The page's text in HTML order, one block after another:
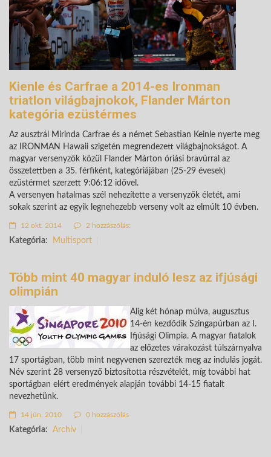
Kienle és Carfrae a 2014-es Ironman
triatlon világbajnokok, Flander Márton
kategória ezüstérmes
Az ausztrál Mirinda Carfrae és a német Sebastian Keinle nyerte meg
az IRONMAN Hawaii szigetén megrendezett világbajnokságot. A
magyar versenyzők közül Flander Márton óriási bravúrral az
összetettben a 35. férfiként, kategóriájában (25-29 évesek)
ezüstérmet szerzett 9:06:12 idővel.
A versenyen hatalmas szél nehezítette a versenyzők életét, ami
sokak szerint az egyik legnehezebb verseny volt az elmúlt 10 évben.
12 okt. 2014 2 hozzászólás:
Kategória: Multisport
Több mint 40 magyar induló lesz az ifjúsági
olimpián
Alig két hónap múlva, augusztus
14-én kezdődik Szingapúrban az I.
Ifjúsági Olimpia. A magyar fiatalok
az előzetes várakozást túlszárnyalva
17 sportágban, több mint negyvenen szerezték meg az indulás jogát.
Név szerint 28 versenyző biztosította részvételét, míg további hat
sportágban elért eredmények alapján további 14-15 fiatalt
nevezhetünk.
14 jún. 2010 0 hozzászólás
Kategória: Archív